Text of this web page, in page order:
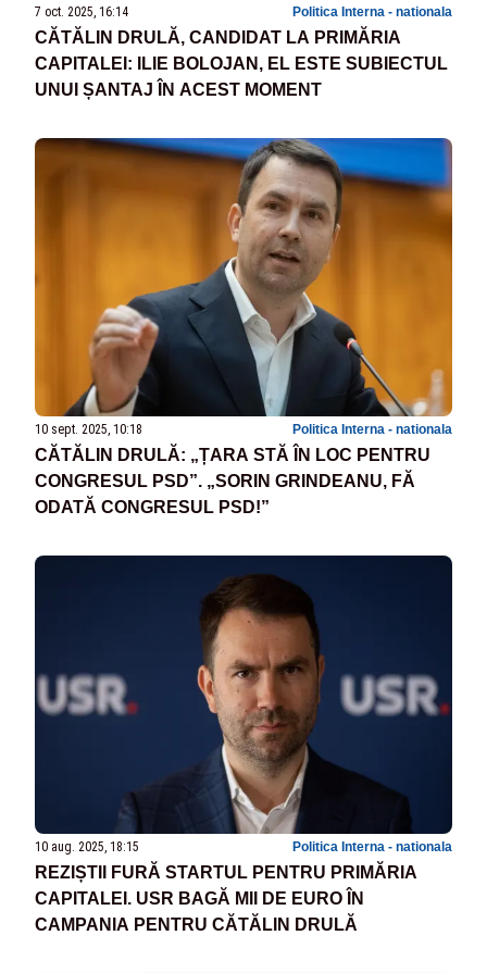
7 oct. 2025, 16:14 Politica Interna - nationala
CĂTĂLIN DRULĂ, CANDIDAT LA PRIMĂRIA
CAPITALEI: ILIE BOLOJAN, EL ESTE SUBIECTUL
UNUI ȘANTAJ ÎN ACEST MOMENT
10 sept. 2025, 10:18 Politica Interna - nationala
CĂTĂLIN DRULĂ: „ȚARA STĂ ÎN LOC PENTRU
CONGRESUL PSD”. „SORIN GRINDEANU, FĂ
ODATĂ CONGRESUL PSD!”
10 aug. 2025, 18:15 Politica Interna - nationala
REZIȘTII FURĂ STARTUL PENTRU PRIMĂRIA
CAPITALEI. USR BAGĂ MII DE EURO ÎN
CAMPANIA PENTRU CĂTĂLIN DRULĂ